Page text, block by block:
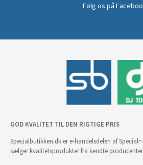
Følg os på
GOD KVALITET TIL DEN RIGTIGE PRIS
Specialbutikken.dk er e-handelsdelen af
sælger kvalitetsprodukter fra kendte